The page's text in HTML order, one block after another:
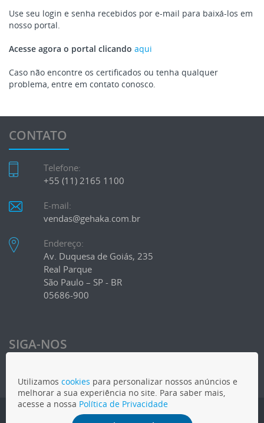
Use seu login e senha recebidos por e-mail para baixá-los em
nosso portal.
Acesse agora o portal clicando aqui
Caso não encontre os certificados ou tenha qualquer
problema, entre em contato conosco.
Utilizamos cookies para personalizar nossos anúncios e
melhorar a sua experiência no site. Para saber mais,
acesse a nossa Política de Privacidade
CONTATO
Telefone:
+55 (11) 2165 1100
E-mail:
vendas@gehaka.com.br
Endereço:
Av. Duquesa de Goiás, 235
Real Parque
São Paulo – SP - BR
05686-900
SIGA-NOS
COPYRIGHT 2026 - Gehaka - Todos os direitos reservados